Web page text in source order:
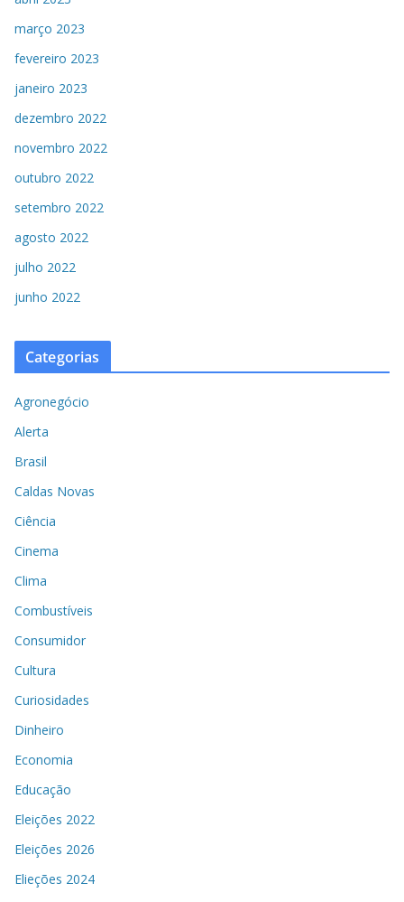
março 2023
fevereiro 2023
janeiro 2023
dezembro 2022
novembro 2022
outubro 2022
setembro 2022
agosto 2022
julho 2022
junho 2022
Categorias
Agronegócio
Alerta
Brasil
Caldas Novas
Ciência
Cinema
Clima
Combustíveis
Consumidor
Cultura
Curiosidades
Dinheiro
Economia
Educação
Eleições 2022
Eleições 2026
Elieções 2024